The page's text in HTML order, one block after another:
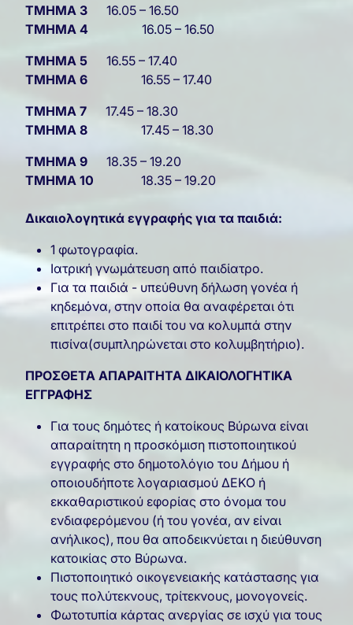
ΤΜΗΜΑ 3 16.05 – 16.50
ΤΜΗΜΑ 4 16.05 – 16.50
ΤΜΗΜΑ 5 16.55 – 17.40
ΤΜΗΜΑ 6
16.55 – 17.40
ΤΜΗΜΑ 7 17.45 – 18.30
ΤΜΗΜΑ 8 17.45 – 18.30
ΤΜΗΜΑ 9 18.35 – 19.20
ΤΜΗΜΑ 10
18.35 – 19.20
Δικαιολογητικά εγγραφής για τα παιδιά:
1 φωτογραφία.
Ιατρική γνωμάτευση από παιδίατρο.
Για τα παιδιά - υπεύθυνη δήλωση γονέα ή
κηδεμόνα, στην οποία θα αναφέρεται ότι
επιτρέπει στο παιδί του να κολυμπά στην
πισίνα(συμπληρώνεται στο κολυμβητήριο).
ΠΡΟΣΘΕΤΑ ΑΠΑΡΑΙΤΗΤΑ ΔΙΚΑΙΟΛΟΓΗΤΙΚΑ
ΕΓΓΡΑΦΗΣ
Για τους δημότες ή κατοίκους Βύρωνα είναι
απαραίτητη η προσκόμιση πιστοποιητικού
εγγραφής στο δημοτολόγιο του Δήμου ή
οποιουδήποτε λογαριασμού ΔΕΚΟ ή
εκκαθαριστικού εφορίας στο όνομα του
ενδιαφερόμενου (ή του γονέα, αν είναι
ανήλικος), που θα αποδεικνύεται η διεύθυνση
κατοικίας στο Βύρωνα.
Πιστοποιητικό οικογενειακής κατάστασης για
τους πολύτεκνους, τρίτεκνους, μονογονείς.
Φωτοτυπία κάρτας ανεργίας σε ισχύ για τους